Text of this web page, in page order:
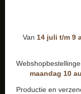
Van 14 juli t/m 9
maandag 10
Productie en